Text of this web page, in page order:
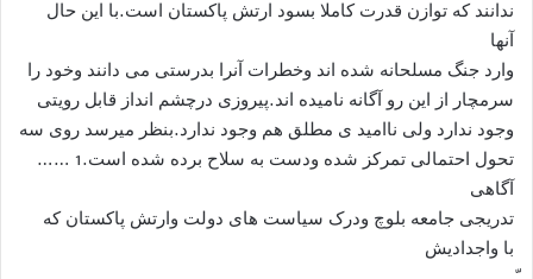
ندانند که توازن قدرت کاملا بسود ارتش پاکستان است.با این حال
آنها
وارد جنگ مسلحانه شده اند وخطرات آنرا بدرستی می دانند وخود را
سرمچار از این رو آگانه نامیده اند.پیروزی درچشم انداز قابل رویتی
وجود ندارد ولی ناامید ی مطلق هم وجود ندارد.بنظر میرسد روی سه
تحول احتمالی تمرکز شده ودست به سلاح برده شده است.1 ……
آگاهی
تدریجی جامعه بلوچ ودرک سیاست های دولت وارتش پاکستان که
با واجدادیش